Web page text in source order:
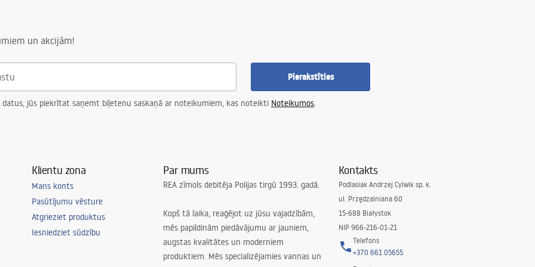
ir svarīga vienota dizaina sastāvdaļa. Jāatceras, ka dušas paliktnim paredzēta līste slīpētā zelta krāsā var kalpot arī kā kontrastējošs elements — piem.,
kā slīpuma līstes, ļaujot radīt vienotu un harmonisku dušas zonas apdari. Slīpuma dušas līsti var izmantot arī kā papildinājumu lineārajam vai stūra noteces
Apkopošanas to galvenās iezīmes un priekšrocības. Tie, cita starpā, ir:
304;
un akcijām!
Pierakstīties
jūs piekrītat saņemt biļetenu saskaņā ar noteikumiem, kas noteikti Noteikumos.
Klientu zona
Mans konts
Pasūtījumu vēsture
Atgrieziet produktus
Iesniedziet sūdzību
Par mums
REA zīmols debitēja Polijas tirgū 1993. gadā.
Kopš tā laika, reaģējot uz jūsu vajadzībām,
mēs papildinām piedāvājumu ar jauniem,
augstas kvalitātes un moderniem
produktiem. Mēs specializējamies vannas un
Kontakts
Podlasiak Andrzej Cylwik sp. k.
ul. Przędzalniana 60
15-688 Białystok
NIP 966-216-01-21
Telefons
+370 661 05655